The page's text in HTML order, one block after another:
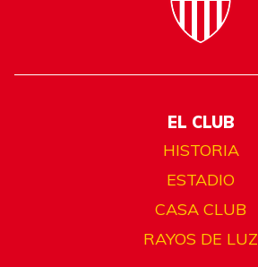
EL CLUB
HISTORIA
ESTADIO
CASA CLUB
RAYOS DE LUZ